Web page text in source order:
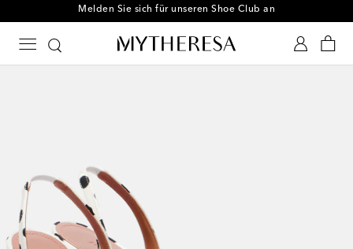
Melden Sie sich für unseren Shoe Club an